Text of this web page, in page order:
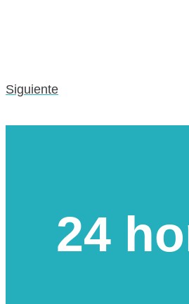
Siguiente
24